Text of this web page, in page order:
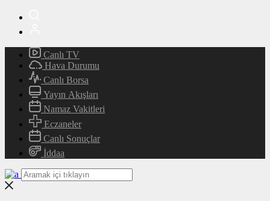
Canlı TV
Hava Durumu
Canlı Borsa
Yayın Akışları
Namaz Vakitleri
Eczaneler
Canlı Sonuçlar
İddaa